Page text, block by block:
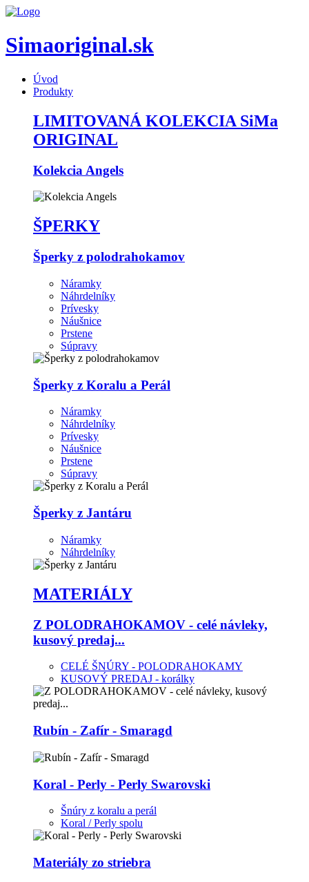
Simaoriginal.sk
Úvod
Produkty
LIMITOVANÁ KOLEKCIA SiMa
ORIGINAL
Kolekcia Angels
ŠPERKY
Šperky z polodrahokamov
Náramky
Náhrdelníky
Prívesky
Náušnice
Prstene
Súpravy
Šperky z Koralu a Perál
Náramky
Náhrdelníky
Prívesky
Náušnice
Prstene
Súpravy
Šperky z Jantáru
Náramky
Náhrdelníky
MATERIÁLY
Z POLODRAHOKAMOV - celé návleky,
kusový predaj...
CELÉ ŠNÚRY - POLODRAHOKAMY
KUSOVÝ PREDAJ - korálky
Rubín - Zafír - Smaragd
Koral - Perly - Perly Swarovski
Šnúry z koralu a perál
Koral / Perly spolu
Materiály zo striebra